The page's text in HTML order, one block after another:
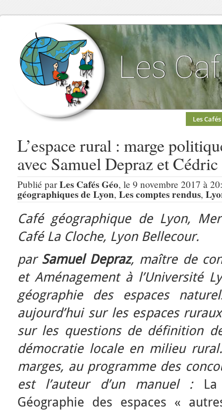
Les Cafés
L’espace rural : marge
avec Samuel Depraz et
Publié parLes Cafés Géo, le 9 novembre 2017 à
géographiques de Lyon, Les comptes rendus,
Café géographique de Lyon,
Café La Cloche, Lyon Bellecour.
par Samuel Depraz, maître de
et Aménagement à l’Université
géographie des espaces
aujourd’hui sur les espaces
sur les questions de définition
démocratie locale en milieu rural
marges, au programme des
est l’auteur d’un manuel :
Géographie des espaces «